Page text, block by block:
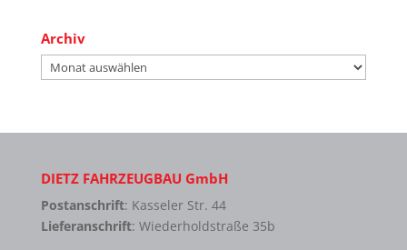
Archiv
Archiv
DIETZ FAHRZEUGBAU GmbH
Postanschrift: Kasseler Str. 44
Lieferanschrift: Wiederholdstraße 35b